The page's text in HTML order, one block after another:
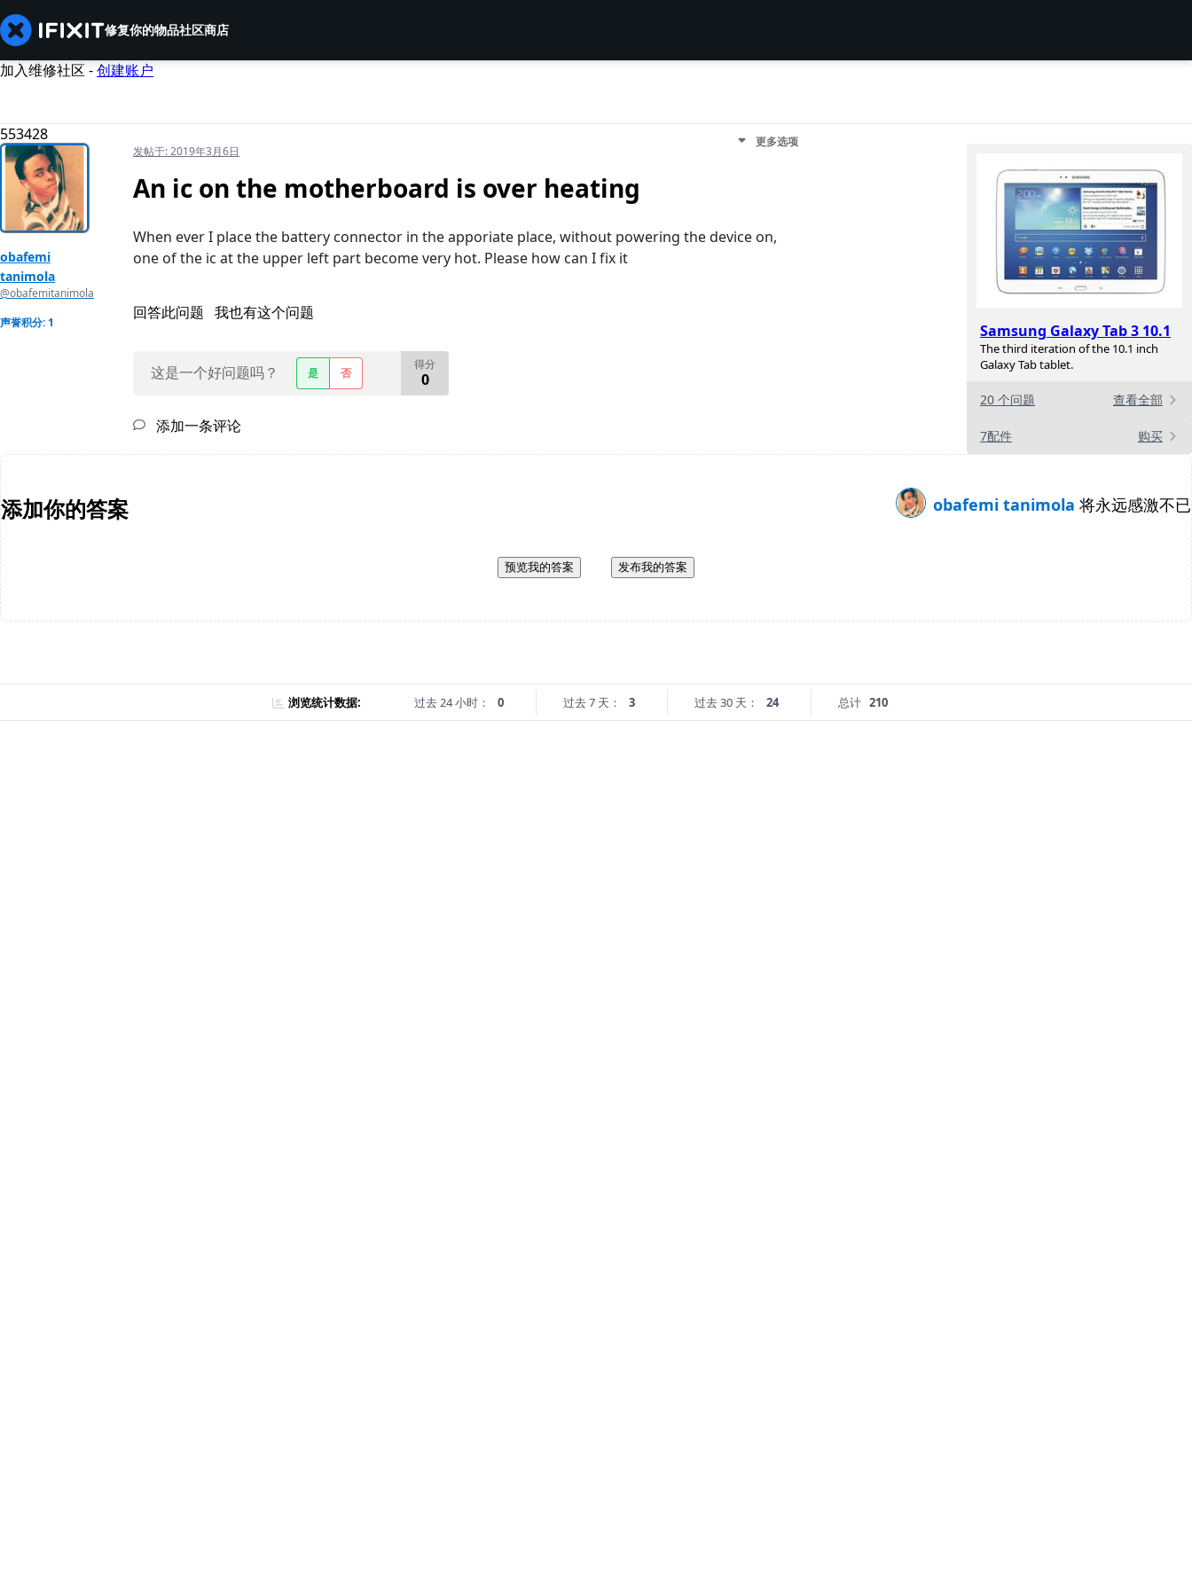
修复你的物品社区商店
加入维修社区 -创建账户
553428
Samsung Galaxy Tab 3 10.1
The third iteration of the 10.1 inch
Galaxy Tab tablet.
20 个问题 查看全部
7配件 购买
obafemi
tanimola
@obafemitanimola
声誉积分: 1
发帖于:2019年3月6日
更多选项
An ic on the motherboard is over heating
When ever I place the battery connector in the apporiate place, without powering the device on,
one of the ic at the upper left part become very hot. Please how can I fix it
回答此问题 我也有这个问题
这是一个好问题吗？ 是 否
得分
0
添加一条评论
添加你的答案 obafemi tanimola 将永远感激不已
预览我的答案 发布我的答案
浏览统计数据: 过去 24 小时： 0 过去 7 天： 3 过去 30 天： 24 总计 210